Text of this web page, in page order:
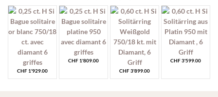
CHF 1'929.00
CHF 1'809.00
CHF3'899.00
CHF3'599.00